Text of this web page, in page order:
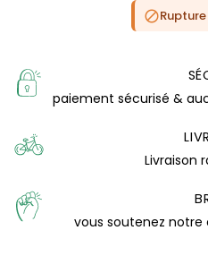

paiement sécurisé &
Livraison
vous soutenez